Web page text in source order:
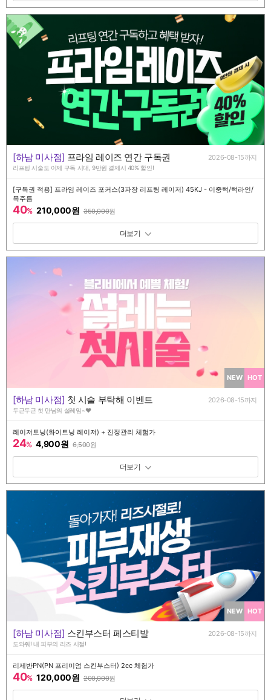
[하남 미사점] 프라임 레이즈 연간 구독권 2026-08-15까지
리프팅 시술도 이제 구독 시대, 9만원 결제시 40% 할인!
[구독권 적용] 프라임 레이즈 포커스(3파장 리프팅 레이저) 45KJ - 이중턱/턱라인/
목주름
40% 210,000원 350,000원
패키지 보기 토글
NEW HOT
[하남 미사점] 첫 시술 부탁해 이벤트 2026-08-15까지
두근두근 첫 만남의 설레임~♥
레이저토닝(화이트닝 레이저) + 진정관리 체험가
24% 4,900원 6,500원
패키지 보기 토글
NEW HOT
[하남 미사점] 스킨부스터 페스티발 2026-08-15까지
도와줘! 내 피부의 리즈 시절!
리제반PN(PN 프리미엄 스킨부스터) 2cc 체험가
40% 120,000원 200,000원